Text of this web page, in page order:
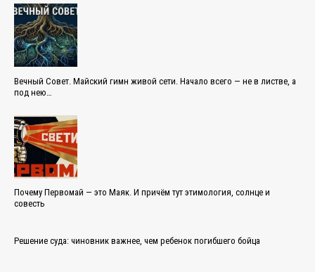
Вечный Совет. Майский гимн живой сети. Начало всего — не в листве, а
под нею…
Почему Первомай — это Маяк. И причём тут этимология, солнце и
совесть
Решение суда: чиновник важнее, чем ребенок погибшего бойца